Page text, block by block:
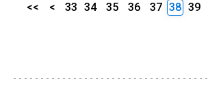
<< < 33 34 35 36 37 38 39